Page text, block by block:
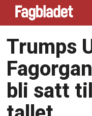
Trumps
bli satt